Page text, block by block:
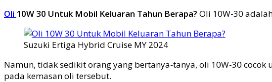
Oli 10W 30 Untuk Mobil Keluaran Tahun Berapa? Oli 10W-30
Suzuki Ertiga Hybrid Cruise MY 2024
Namun, tidak sedikit orang yang bertanya-tanya, oli 10W-30
pada kemasan oli tersebut.